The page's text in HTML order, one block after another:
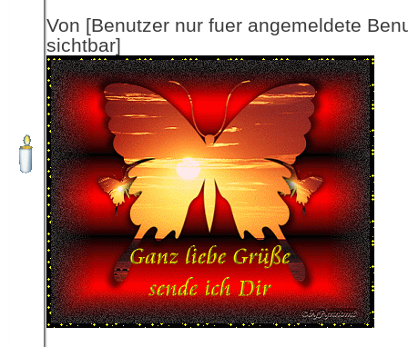
Von [Benutzer nur fuer angemeldete
sichtbar]